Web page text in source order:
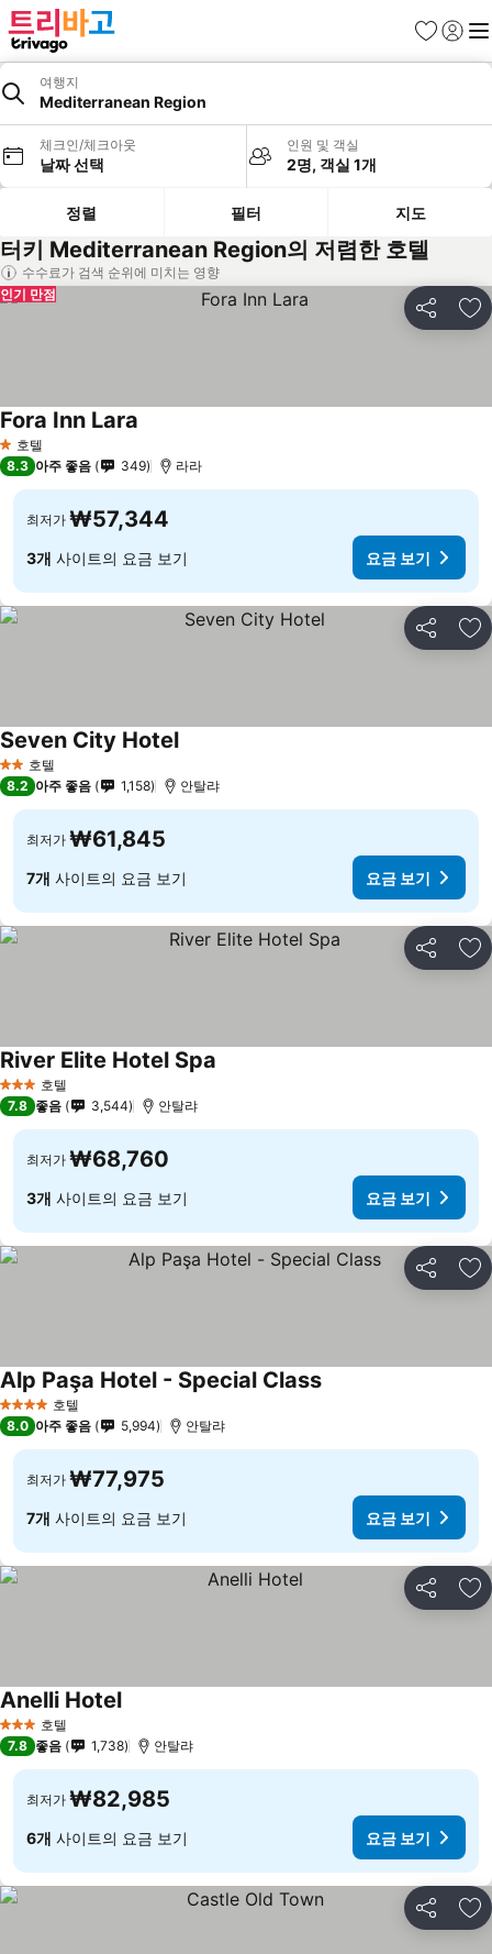
즐겨찾기
로그인
메
여행지
Mediterranean Region
체크인/체크아웃
날짜 선택
인원 및 객실
2명, 객실 1개
정렬 필터 지도
터키 Mediterranean Region의 저렴한 호텔
수수료가 검색 순위에 미치는 영향
공유 즐
인기 만점
1 성급
호텔
Fora Inn Lara
8.3 아주 좋음 349 라라
최저가 ₩57,344
3개 사이트의 요금 보기 요금 보기
공유 즐
2 성급호텔
Seven City Hotel
8.2 아주 좋음 1,158 안탈랴
최저가 ₩61,845
7개 사이트의 요금 보기 요금 보기
공유 즐
3 성급 호텔
River Elite Hotel Spa
7.8 좋음 3,544 안탈랴
최저가 ₩68,760
3개 사이트의 요금 보기 요금 보기
공유 즐
4 성급 호텔
Alp Paşa Hotel - Special Class
8.0 아주 좋음 5,994 안탈랴
최저가 ₩77,975
7개 사이트의 요금 보기 요금 보기
공유 즐
3 성급 호텔
Anelli Hotel
7.8 좋음 1,738 안탈랴
최저가 ₩82,985
6개 사이트의 요금 보기 요금 보기
공유 즐